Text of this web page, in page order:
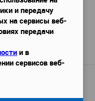
—2400х180х172 мм
/ м.п.
и передачу
на сервисы веб-
передачи
и в
сервисов веб-